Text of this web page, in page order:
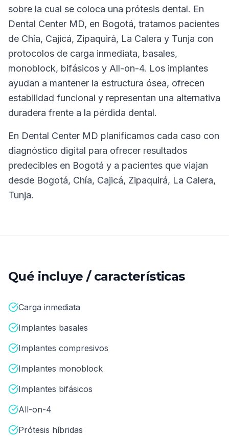
sobre la cual se coloca una prótesis dental. En
Dental Center MD, en Bogotá, tratamos pacientes
de Chía, Cajicá, Zipaquirá, La Calera y Tunja con
protocolos de carga inmediata, basales,
monoblock, bifásicos y All-on-4. Los implantes
ayudan a mantener la estructura ósea, ofrecen
estabilidad funcional y representan una alternativa
duradera frente a la pérdida dental.
En Dental Center MD planificamos cada caso con
diagnóstico digital para ofrecer resultados
predecibles en Bogotá y a pacientes que viajan
desde Bogotá, Chía, Cajicá, Zipaquirá, La Calera,
Tunja.
Qué incluye / características
Carga inmediata
Implantes basales
Implantes compresivos
Implantes monoblock
Implantes bifásicos
All-on-4
Prótesis híbridas